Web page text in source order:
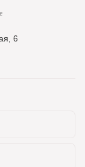
6